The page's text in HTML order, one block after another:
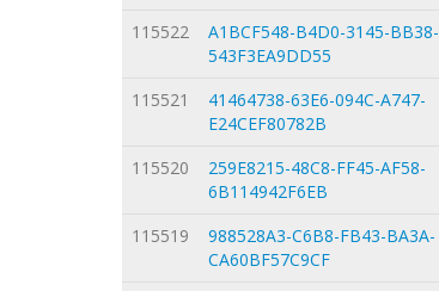
115522
A1BCF548-B4D0-3145-BB38-
543F3EA9DD55
115521
41464738-63E6-094C-A747-
E24CEF80782B
115520
259E8215-48C8-FF45-AF58-
6B114942F6EB
115519
988528A3-C6B8-FB43-BA3A-
CA60BF57C9CF